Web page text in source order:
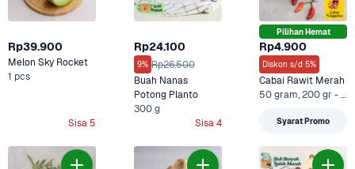
Rp39.900
Melon Sky Rocket
1 pcs
Sisa 5
Rp24.100
9% Rp26.500
Buah Nanas
Potong Planto
300 g
Sisa 4
Pilihan Hemat
Rp4.900
Diskon s/d 5%
Cabai Rawit Merah
50 gram, 200 gr - Ekonomis +1 Lainnya
Syarat Promo